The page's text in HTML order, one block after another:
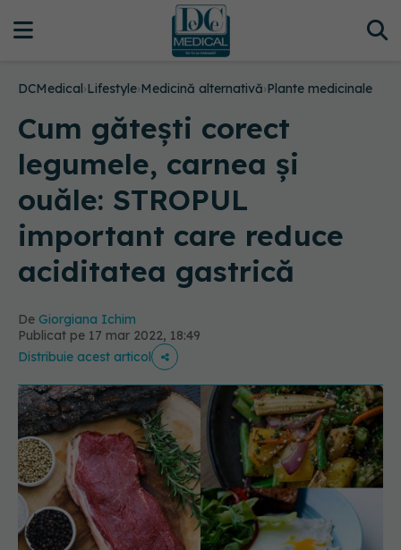
DCMedical›Lifestyle›Medicină alternativă›Plante medicinale
Cum gătești corect
legumele, carnea și
ouăle: STROPUL
important care reduce
aciditatea gastrică
De Giorgiana Ichim
Publicat pe 17 mar 2022, 18:49
Distribuie acest articol